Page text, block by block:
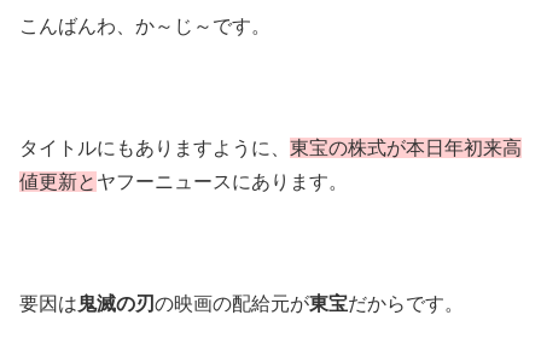
こんばんわ、か～じ～です。
タイトルにもありますように、 東宝の株式が本日年初来高
値更新と ヤフーニュースにあります。
要因は鬼滅の刃の映画の配給元が東宝だからです。